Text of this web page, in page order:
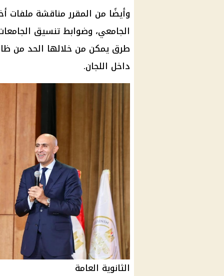
وأيضًا من المقرر مناقشة ملفات
طرق يمكن من خلالها الحد من
داخل اللجان.
الثانوية العامة